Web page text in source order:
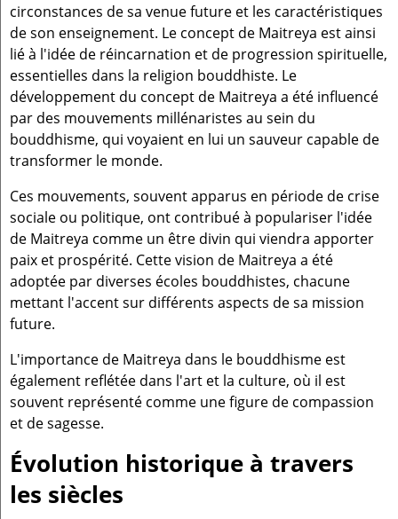
circonstances de sa venue future et les caractéristiques
de son enseignement. Le concept de Maitreya est ainsi
lié à l'idée de réincarnation et de progression spirituelle,
essentielles dans la religion bouddhiste. Le
développement du concept de Maitreya a été influencé
par des mouvements millénaristes au sein du
bouddhisme, qui voyaient en lui un sauveur capable de
transformer le monde.
Ces mouvements, souvent apparus en période de crise
sociale ou politique, ont contribué à populariser l'idée
de Maitreya comme un être divin qui viendra apporter
paix et prospérité. Cette vision de Maitreya a été
adoptée par diverses écoles bouddhistes, chacune
mettant l'accent sur différents aspects de sa mission
future.
L'importance de Maitreya dans le bouddhisme est
également reflétée dans l'art et la culture, où il est
souvent représenté comme une figure de compassion
et de sagesse.
Évolution historique à travers
les siècles